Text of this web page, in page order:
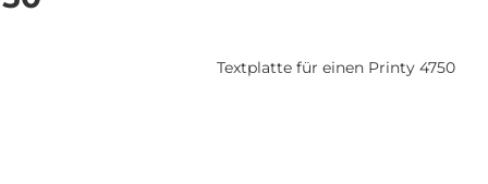
Textplatte für einen Printy 4750